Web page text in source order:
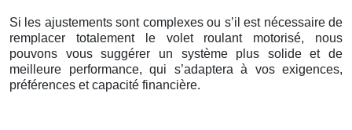
Si les ajustements sont complexes ou s’il est nécessaire de
remplacer totalement le volet roulant motorisé, nous
pouvons vous suggérer un système plus solide et de
meilleure performance, qui s’adaptera à vos exigences,
préférences et capacité financière.